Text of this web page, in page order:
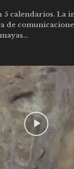
5 calendarios. La
de